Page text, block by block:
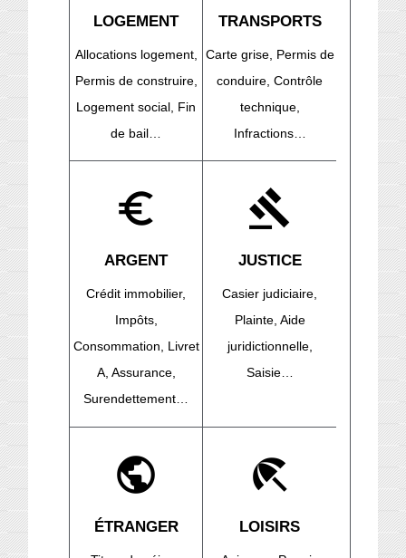
LOGEMENT
Allocations logement,
Permis de construire,
Logement social, Fin
de bail…
TRANSPORTS
Carte grise, Permis de
conduire,Contrôle
technique,
Infractions…
euro_symbol
ARGENT
Crédit immobilier,
Impôts,
Consommation, Livret
A, Assurance,
Surendettement…
gavel
JUSTICE
Casier judiciaire,
Plainte, Aide
juridictionnelle,
Saisie…
public
ÉTRANGER
beach_access
LOISIRS